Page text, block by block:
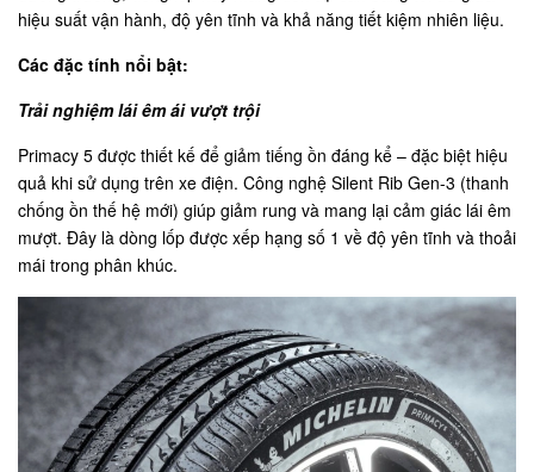
hiệu suất vận hành, độ yên tĩnh và khả năng tiết kiệm nhiên liệu.
Các đặc tính nổi bật:
Trải nghiệm lái êm ái vượt trội
Primacy 5 được thiết kế để giảm tiếng ồn đáng kể – đặc biệt hiệu
quả khi sử dụng trên xe điện. Công nghệ Silent Rib Gen-3 (thanh
chống ồn thế hệ mới) giúp giảm rung và mang lại cảm giác lái êm
mượt. Đây là dòng lốp được xếp hạng số 1 về độ yên tĩnh và thoải
mái trong phân khúc.